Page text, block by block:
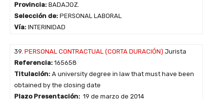
Provincia: BADAJOZ.
Selección de: PERSONAL LABORAL
Vía: INTERINIDAD
39. PERSONAL CONTRACTUAL (CORTA DURACIÓN) Jurista
Referencia: 165658
Titulación: A university degree in law that must have been
obtained by the closing date
Plazo Presentación: 19 de marzo de 2014